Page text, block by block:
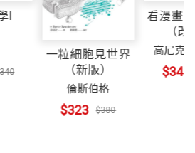
從一流學府哈佛大學數學研究
漫畫創作，不再以冰冷的數字
漫畫與大眾溝通。他曾在《發
主持「科學經典」（Science C
是《繆思》（Muse）雜誌的
20.5×20.5cm
代化學I
一粒細胞見世界
（新版）
倫斯伯格
$323
看